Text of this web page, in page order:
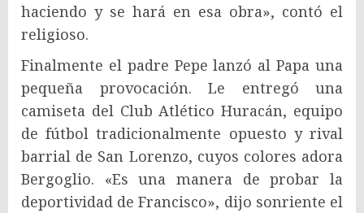
haciendo y se hará en esa obra», contó el
religioso.
Finalmente el padre Pepe lanzó al Papa una
pequeña provocación. Le entregó una
camiseta del Club Atlético Huracán, equipo
de fútbol tradicionalmente opuesto y rival
barrial de San Lorenzo, cuyos colores adora
Bergoglio. «Es una manera de probar la
deportividad de Francisco», dijo sonriente el